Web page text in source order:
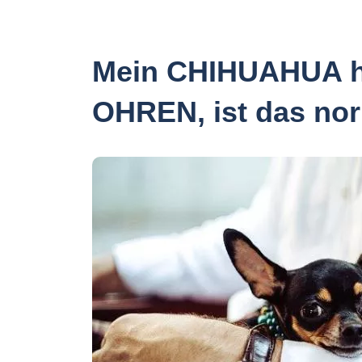
Mein CHIHUAHUA
OHREN, ist das